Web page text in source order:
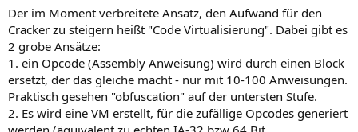
Der im Moment verbreitete Ansatz, den Aufwand für den
Cracker zu steigern heißt "Code Virtualisierung". Dabei gibt es
2 grobe Ansätze:
1. ein Opcode (Assembly Anweisung) wird durch einen Block
ersetzt, der das gleiche macht - nur mit 10-100 Anweisungen.
Praktisch gesehen "obfuscation" auf der untersten Stufe.
2. Es wird eine VM erstellt, für die zufällige Opcodes generiert